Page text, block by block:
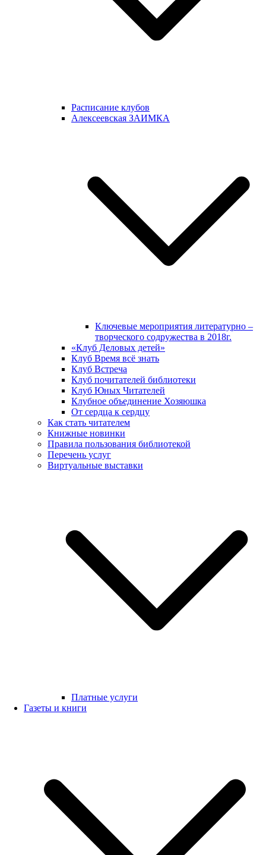
Расписание клубов
Алексеевская ЗАИМКА
Ключевые мероприятия литературно –
творческого содружества в 2018г.
«Клуб Деловых детей»
Клуб Время всё знать
Клуб Встреча
Клуб почитателей библиотеки
Клуб Юных Читателей
Клубное объединение Хозяюшка
От сердца к сердцу
Как стать читателем
Книжные новинки
Правила пользования библиотекой
Перечень услуг
Виртуальные выставки
Платные услуги
Газеты и книги